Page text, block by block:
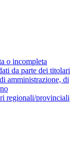
o incompleta
da parte dei titolari
amministrazione, di
regionali/provinciali